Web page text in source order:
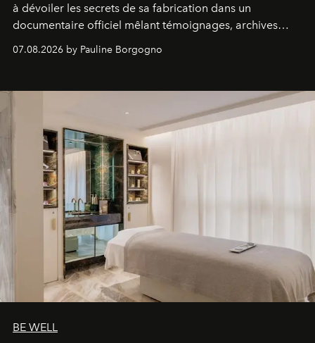
à dévoiler les secrets de sa fabrication dans un
documentaire officiel mêlant témoignages, archives
inédites et plongée dans les coulisses d'un phénomène
générationnel.
07.08.2026 by Pauline Borgogno
BE WELL